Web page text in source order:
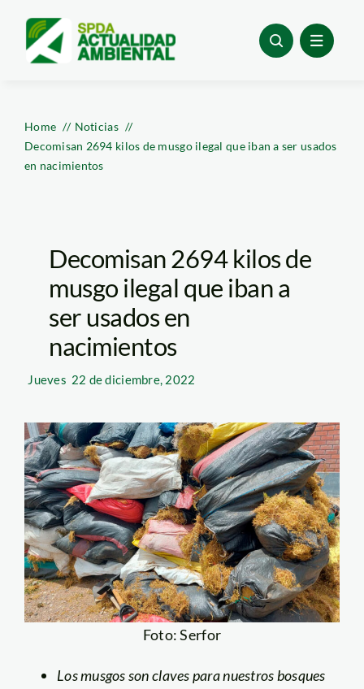
content
Home
Noticias
Decomisan 2694 kilos de musgo ilegal que iban a ser usados
en nacimientos
Decomisan 2694 kilos de
musgo ilegal que iban a
ser usados en
nacimientos
Jueves 22 de diciembre, 2022
Foto: Serfor
Los musgos son claves para nuestros bosques